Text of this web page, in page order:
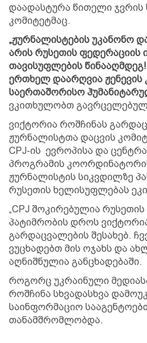
დაადასტურა წითელი
კომიტეტმაც.
„ჟურნალისტების უკანონო
არის რუსეთის ფედერაციის
თავისუფლების
ერთხელ დაარღვია ჟენევის
საერთაშორისო
ვკითხულობთ გავრცელებულ
ვიქტორია როშჩინას
ჟურნალისტთა დაცვის
CPJ-ის ევროპისა და
პროგრამის
ჟურნალისტის სიკვდილზე
რუსეთის ხელისუფლებას
„CPJ შოკირებულია
პატიმრობის დროს
გარდაცვალების შესახებ.
ვუცხადებთ მის ოჯახს და
აღნიშნულია განცხადებაში.
როგორც უკრაინული
როშჩინა სხვადასხვა
საინფორმაციო
თანამშრომლობდა.